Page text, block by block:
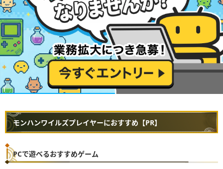
モンハンワイルズプレイヤーにおすすめ【PR】
PCで遊べるおすすめゲーム